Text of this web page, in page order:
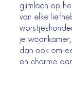
glimlach op
van elke
je
dan ook om
en charme